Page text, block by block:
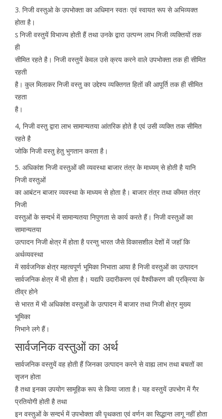
3. निजी वस्तुओ के उपभोक्ता का अधिमान स्वतः एवं स्वायत रूप से अभिव्यक्त
होता है।
ऽ निजी वस्तुयें विभाज्य होती हैं तथा उनके द्वारा उत्पन्न लाभ निजी व्यक्तियों तक
ही
सीमित रहते है। निजी वस्तुयें केवल उसे क्रय करने वाले उपभोक्ता तक ही सीमित
रहती
है। कुल मिलाकर निजी वस्तु का उद्देश्य व्यक्तिगत हितों की आपूर्ति तक ही सीमित
रहता
है।
4, निजी वस्तु द्वारा लाभ सामान्यतया आंतरिक होते है एवं उसी व्यक्ति तक सीमित
रहते है
जोकि निजी वस्तु हेतु भुगतान करता है।
5. अधिकांश निजी वस्तुओं की व्यवस्था बाजार तंत्र के माध्यम् से होती है यानि
निजी वस्तुओं
का आबंटन बाजार व्यवस्था के माध्यम से होता है। बाजार तंत्र तथा कीमत तंत्र
निजी
वस्तुओं के सन्दर्भ में सामान्यतया निपुणता से कार्य करते हैं। निजी वस्तुओं का
सामान्यतया
उत्पादन निजी क्षेत्र में होता है परन्तु भारत जैसे विकासशील देशों में जहाॅ कि
अर्थव्यवस्था
में सार्वजनिक क्षेत्र महत्वपूर्ण भूमिका निभाता आया है निजी वस्तुओं का उत्पादन
सार्वजनिक क्षेत्र में भी होता है। यद्यपि उदारीकरण एवं वैश्वीकरण की प्रक्रिया के
तीव्र होने
से भारत में भी अधिकांश वस्तुओं के उत्पादन में बाजार तथा निजी क्षेत्र मुख्य
भूमिका
निभाने लगे हैं।
सार्वजनिक वस्तुओं का अर्थ
सार्वजनिक वस्तुयें वह होती हैं जिनका उत्पादन करने से वाह्य लाभ तथा बचतों का
सृजन होता
है तथा इनका उपयोग सामूहिक रूप से किया जाता है। यह वस्तुयें उपभोग में गैर
प्रतियोगी होती है तथा
इन वस्तुओं के सन्दर्भ में उपभोक्ता की पृथकता एवं वर्णन का सिद्धान्त लागू नहीं होता